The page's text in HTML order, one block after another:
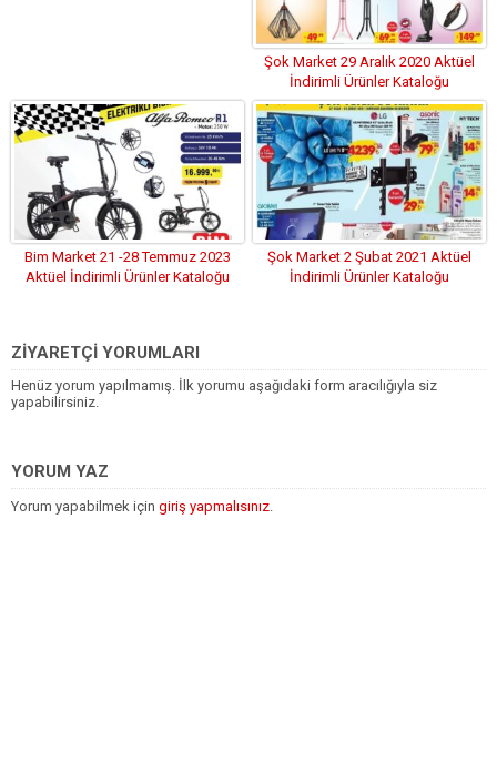
Şok Market 29 Aralık 2020 Aktüel
İndirimli Ürünler Kataloğu
Bim Market 21 -28 Temmuz 2023
Aktüel İndirimli Ürünler Kataloğu
Şok Market 2 Şubat 2021 Aktüel
İndirimli Ürünler Kataloğu
ZİYARETÇİ YORUMLARI
Henüz yorum yapılmamış. İlk yorumu aşağıdaki form aracılığıyla siz
yapabilirsiniz.
YORUM YAZ
Yorum yapabilmek için giriş yapmalısınız.